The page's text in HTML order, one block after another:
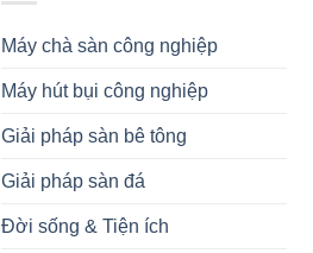
Máy chà sàn công nghiệp
Máy hút bụi công nghiệp
Giải pháp sàn bê tông
Giải pháp sàn đá
Đời sống & Tiện ích